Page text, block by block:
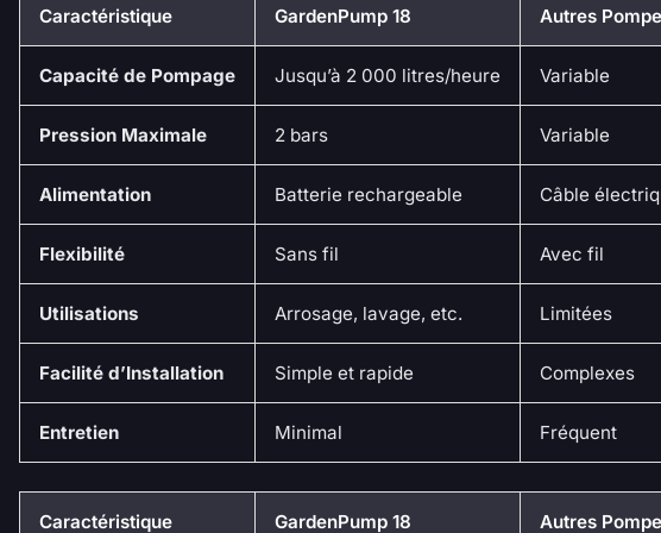
Caractéristique GardenPump 18 Autres
Capacité de Pompage Jusqu’à 2 000 litres/heure Variable
Pression Maximale 2 bars Variable
Alimentation Batterie rechargeable Câble
Flexibilité Sans fil Avec fil
Utilisations Arrosage, lavage, etc. Limitées
Facilité d’Installation Simple et rapide Complexes
Entretien Minimal Fréquent
Caractéristique GardenPump 18 Autres